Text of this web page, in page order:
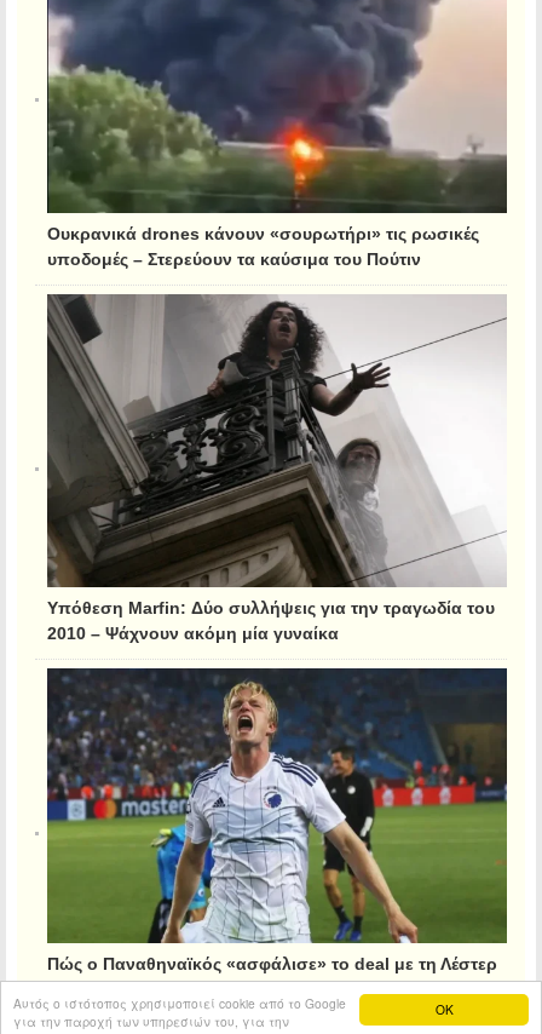
OK
Αυτός ο ιστότοπος χρησιμοποιεί cookie από το Google
για την παροχή των υπηρεσιών του, για την
Ουκρανικά drones κάνουν «σουρωτήρι» τις ρωσικές
υποδομές – Στερεύουν τα καύσιμα του Πούτιν
Υπόθεση Marfin: Δύο συλλήψεις για την τραγωδία του
2010 – Ψάχνουν ακόμη μία γυναίκα
Πώς ο Παναθηναϊκός «ασφάλισε» το deal με τη Λέστερ